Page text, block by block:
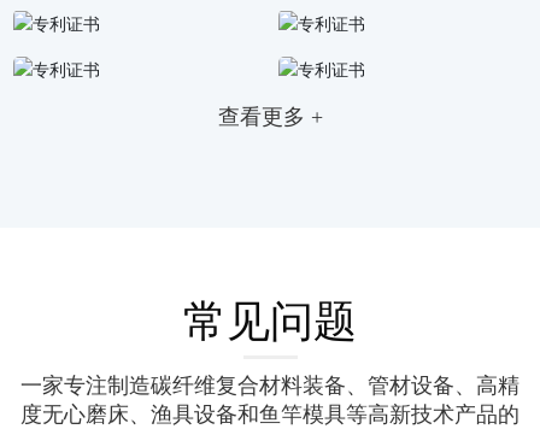
查看更多 +
常见问题
一家专注制造碳纤维复合材料装备、管材设备、高精
度无心磨床、渔具设备和鱼竿模具等高新技术产品的